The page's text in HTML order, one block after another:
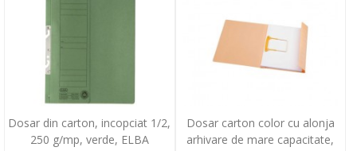
Dosar din carton, incopciat 1/2,
250 g/mp, verde, ELBA
Dosar carton color cu alonja
arhivare de mare capacitate,